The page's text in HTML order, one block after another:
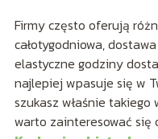
Firmy często oferują
całotygodniowa,
elastyczne godziny
najlepiej wpasuje się w
szukasz właśnie
warto zainteresować się